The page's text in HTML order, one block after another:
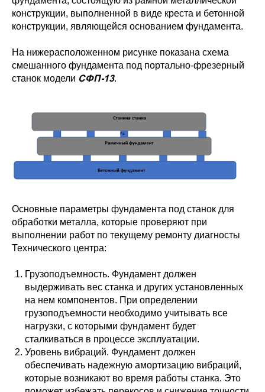
конструкции, выполненной в виде креста и бетонной
конструкции, являющейся основанием фундамента.
На нижерасположенном рисунке показана схема
смешанного фундамента под портально-фрезерный
станок модели СФП-13.
Основные параметры фундамента под станок для
обработки металла, которые проверяют при
выполнении работ по текущему ремонту диагносты
Технического центра:
Грузоподъемность. Фундамент должен
выдерживать вес станка и других установленных
на нем компонентов. При определении
грузоподъемности необходимо учитывать все
нагрузки, с которыми фундамент будет
сталкиваться в процессе эксплуатации.
Уровень вибраций. Фундамент должен
обеспечивать надежную амортизацию вибраций,
которые возникают во время работы станка. Это